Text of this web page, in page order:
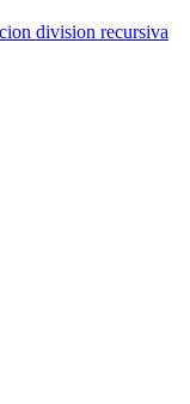
division recursiva